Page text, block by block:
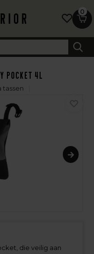
0
Pocket 4L
tassen
die veilig aan